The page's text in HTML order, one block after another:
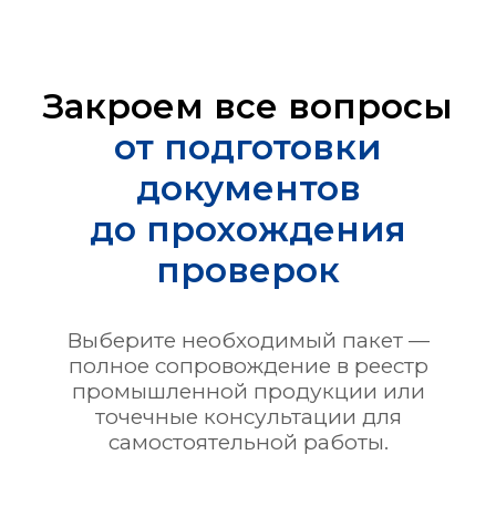
Закроем все вопросы
от подготовки
документов
до прохождения
проверок
Выберите необходимый пакет —
полное сопровождение в реестр
промышленной продукции или
точечные консультации для
самостоятельной работы.